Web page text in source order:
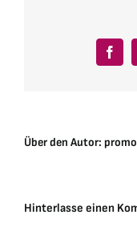
Über den Autor:
Hinterlasse einen